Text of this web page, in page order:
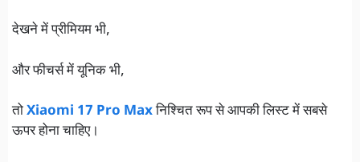
देखने में प्रीमियम भी,
और फीचर्स में यूनिक भी,
तोXiaomi 17 Pro Maxनिश्चित रूप से आपकी लिस्ट में सबसे
ऊपर होना चाहिए।